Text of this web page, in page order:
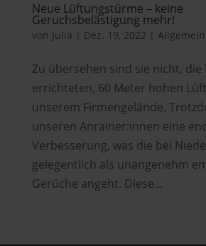
Neue Lüftungstürme – keine
Geruchsbelästigung mehr!
von Julia | Dez. 19, 2022 | Allgemein
Zu übersehen sind sie nicht, die
errichteten, 60 Meter hohen
unserem Firmengelände.
unseren Anrainer:innen eine
Verbesserung, was die bei
gelegentlich als unangenehm
Gerüche angeht. Diese...